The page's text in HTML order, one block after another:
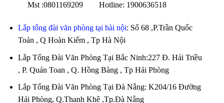
Mst :0801169209 Hotline: 1900636518
Lắp tổng đài văn phòng tại hài nội: Số 68 ,P.Trần Quốc
Toản , Q Hoàn Kiếm , Tp Hà Nội
Lắp Tổng Đài Văn Phòng Tại Bắc Ninh:227 Đ. Hải Triều
, P. Quán Toan , Q. Hồng Bàng , Tp Hải Phòng
Lắp Tổng Đài Văn Phòng Tại Đà Nẵng: K204/16 Đường
Hải Phòng, Q.Thanh Khê ,Tp.Đà Nẵng